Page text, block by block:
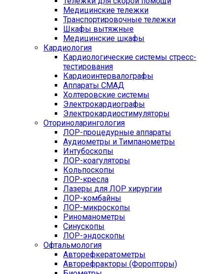
Медицинские тележки
Транспортировочные тележки
Шкафы вытяжные
Медицинские шкафы
Кардиология
Кардиологические системы стресс-
тестирования
Кардиоинтервалографы
Аппараты СМАД
Холтеровские системы
Электрокардиографы
Электрокардиостимуляторы
Оториноларингология
ЛОР-процедурные аппараты
Аудиометры и Тимпанометры
Интубоскопы
ЛОР-коагуляторы
Кольпоскопы
ЛОР-кресла
Лазеры для ЛОР хирургии
ЛОР-комбайны
ЛОР-микроскопы
Риноманометры
Синускопы
ЛОР-эндоскопы
Офтальмология
Авторефкератометры
Авторефракторы (Форопторы)